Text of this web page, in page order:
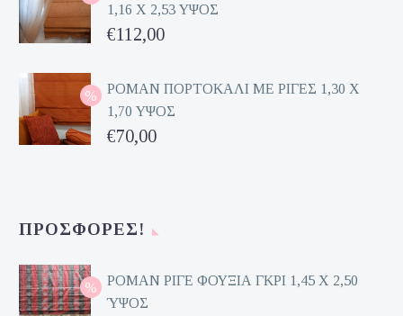
€162,00.
τιμή
είναι:
1,16 Χ 2,53 ΥΨΟΣ
Original
was:
€224,00.
€112,00
τρέχουσα
τιμή
είναι:
ΡΟΜΑΝ ΠΟΡΤΟΚΑΛΙ ΜΕ ΡΙΓΕΣ 1,30 Χ
1,70 ΥΨΟΣ
Original
€70,00
ΠΡΟΣΦΟΡΈΣ!
ΡΟΜΑΝ ΡΙΓΕ ΦΟΥΞΙΑ ΓΚΡΙ 1,45 Χ 2,50
ΎΨΟΣ